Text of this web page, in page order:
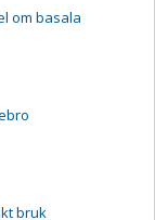
om basala
bruk